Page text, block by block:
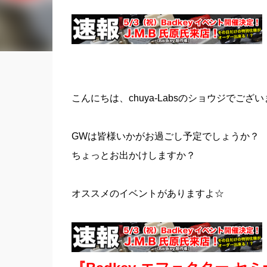
こんにちは、chuya-Labsのショウジでござい
GWは皆様いかがお過ごし予定でしょうか？
ちょっとお出かけしますか？
オススメのイベントがありますよ☆